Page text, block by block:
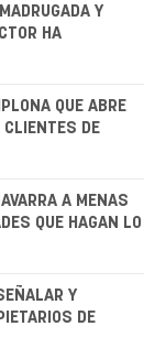
Y
HA
QUE ABRE
CLIENTES DE
A MENAS
QUE HAGAN LO
Y
DE